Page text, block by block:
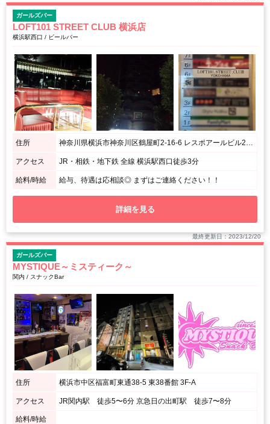
ガールズバー
LOFT101 STREET CLUB 横浜店
横浜駅西口 / ビールバー
住所
アクセス JR・相鉄・地下鉄 全線 横浜駅西口徒歩3分
給料/時給 給与、待遇は応相談◎ まずはご連絡ください！！
詳細を見る
最終更新日：2023/12/20
ガールズバー
MYSTIQUE～ミスティーク～
関内 / スナックBar
住所 横浜市中区福富町東通38-5 東38番館 3F-A
アクセス JR関内駅 徒歩5〜6分 京急日の出町駅 徒歩7〜8分
給料/時給